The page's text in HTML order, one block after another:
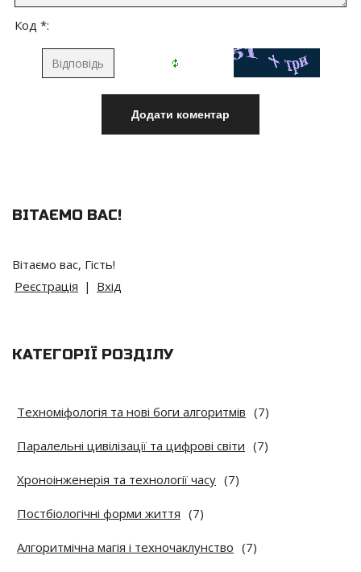
Код *:
ВІТАЄМО ВАС!
Вітаємо вас, Гість!
Реєстрація | Вхід
КАТЕГОРІЇ РОЗДІЛУ
Техноміфологія та нові боги алгоритмів (7)
Паралельні цивілізації та цифрові світи (7)
Хроноінженерія та технології часу (7)
Постбіологічні форми життя (7)
Алгоритмічна магія і техночаклунство (7)